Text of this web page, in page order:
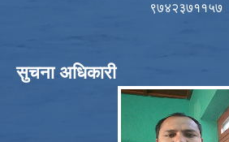
९७४२३७११५७
सुचना अधिकारी